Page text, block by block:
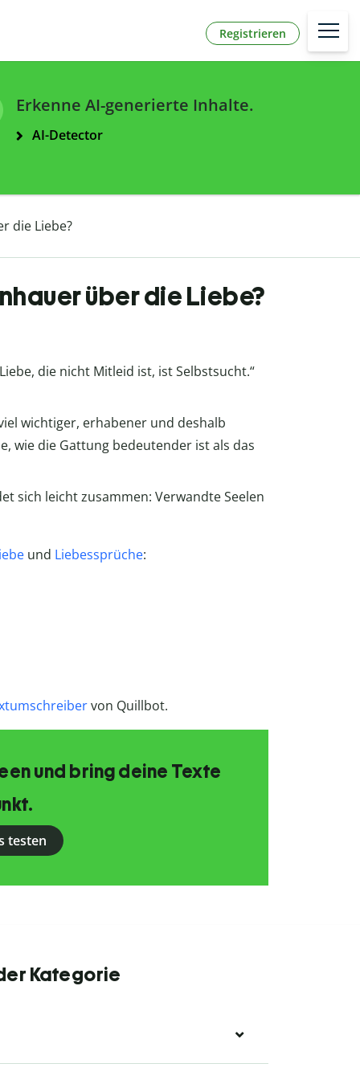
Registrieren
Erkenne AI-generierte Inhalte.
AI-Detector
die Liebe?
über die Liebe?
die nicht Mitleid ist, ist Selbstsucht.“
wichtiger, erhabener und deshalb
wie die Gattung bedeutender ist als das
sich leicht zusammen: Verwandte Seelen
und Liebessprüche:
von Quillbot.
und bring deine Texte
testen
Kategorie